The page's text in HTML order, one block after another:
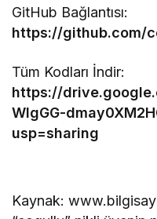
GitHub Bağlantısı:
https://github.com/
Tüm Kodları İndir:
https://
WIgGG-
usp=sharing
Kaynak: